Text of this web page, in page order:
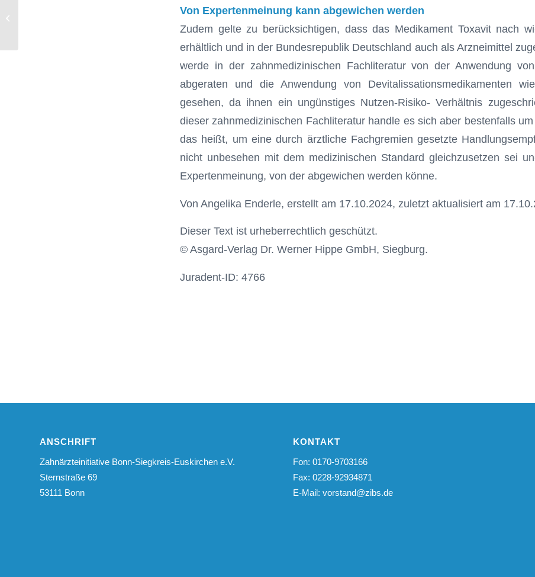
Von Expertenmeinung kann abgewichen werden
Zudem gelte zu berücksichtigen, dass das Medikament Toxavit nach
erhältlich und in der Bundesrepublik Deutschland auch als Arzneimittel
werde in der zahnmedizinischen Fachliteratur von der Anwendung
abgeraten und die Anwendung von Devitalissationsmedikamenten
gesehen, da ihnen ein ungünstiges Nutzen-Risiko- Verhältnis
dieser zahnmedizinischen Fachliteratur handle es sich aber bestenfalls
das heißt, um eine durch ärztliche Fachgremien gesetzte
nicht unbesehen mit dem medizinischen Standard gleichzusetzen sei
Expertenmeinung, von der abgewichen werden könne.
Von Angelika Enderle, erstellt am 17.10.2024, zuletzt aktualisiert am
Dieser Text ist urheberrechtlich geschützt.
© Asgard-Verlag Dr. Werner Hippe GmbH, Siegburg.
Juradent-ID: 4766
ANSCHRIFT
Zahnärzteinitiative Bonn-Siegkreis-Euskirchen e.V.
Sternstraße 69
53111 Bonn
KONTAKT
Fon: 0170-9703166
Fax: 0228-92934871
E-Mail: vorstand@zibs.de